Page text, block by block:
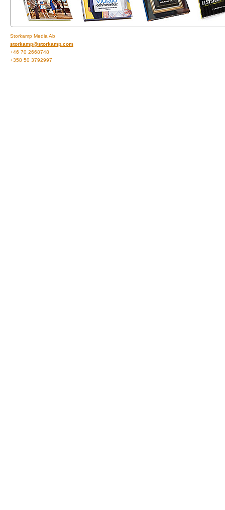
Storkamp Media Ab
storkamp@storkamp.com
+46 70 2668748
+358 50 3792997